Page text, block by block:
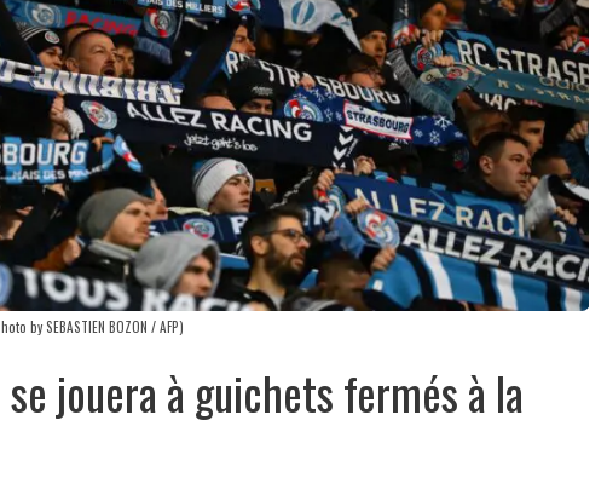
by SEBASTIEN BOZON / AFP)
jouera à guichets fermés à la